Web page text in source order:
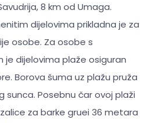
8 km od Umaga.
dijelovima prikladna je za
osobe. Za osobe s
je dijelovima plaže osiguran
Borova šuma uz plažu pruža
sunca. Posebnu čar ovoj plaži
za barke gruei 36 metara